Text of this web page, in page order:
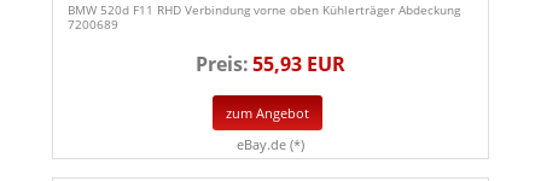
BMW 520d F11 RHD Verbindung vorne oben Kühlerträger Abdeckung
7200689
Preis:55,93 EUR
zum Angebot
eBay.de (*)